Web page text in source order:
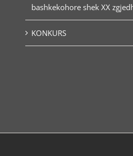
bashkekohore shek XX
KONKURS